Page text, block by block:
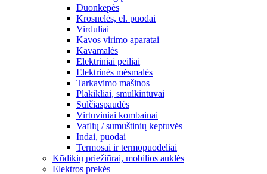
Duonkepės
Krosnelės, el. puodai
Virduliai
Kavos virimo aparatai
Kavamalės
Elektriniai peiliai
Elektrinės mėsmalės
Tarkavimo mašinos
Plakikliai, smulkintuvai
Sulčiaspaudės
Virtuviniai kombainai
Vaflių / sumuštinių keptuvės
Indai, puodai
Termosai ir termopuodeliai
Kūdikių priežiūrai, mobilios auklės
Elektros prekės